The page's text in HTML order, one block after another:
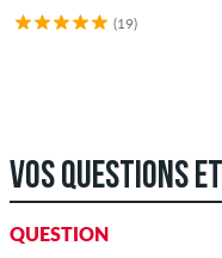
(19)
VOS QUESTIONS
QUESTION